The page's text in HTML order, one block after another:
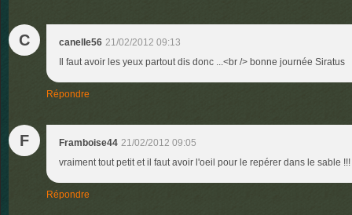
C canelle56 21/02/2012 09:13
Il faut avoir les yeux partout dis donc ...<br /> bonne journée Siratus
Répondre
F Framboise44 21/02/2012 09:05
vraiment tout petit et il faut avoir l'oeil pour le repérer dans le sable !!!
Répondre